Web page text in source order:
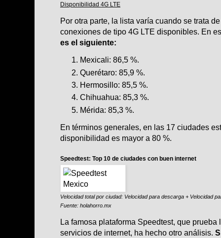
Disponibilidad 4G LTE
Por otra parte, la lista varía cuando se trata
conexiones de tipo 4G LTE disponibles. En
es el siguiente:
Mexicali: 86,5 %.
Querétaro: 85,9 %.
Hermosillo: 85,5 %.
Chihuahua: 85,3 %.
Mérida: 85,3 %.
En términos generales, en las 17 ciudades
disponibilidad es mayor a 80 %.
Speedtest: Top 10 de ciudades con buen internet
Velocidad total por ciudad: Velocidad para descarga + Velocidad
Fuente: holahorro.mx
La famosa plataforma Speedtest, que
servicios de internet, ha hecho otro análisis.